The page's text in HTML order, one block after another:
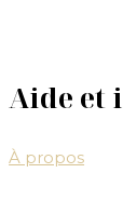
Aide et
À propos